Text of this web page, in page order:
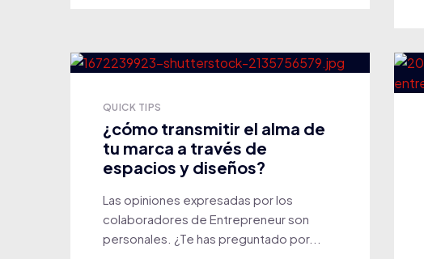
QUICK TIPS
¿cómo transmitir el alma de
tu marca a través de
espacios y diseños?
Las opiniones expresadas por los
colaboradores de Entrepreneur son
personales. ¿Te has preguntado por...